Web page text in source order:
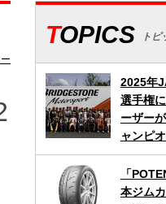
TOPICS トピ
2025年
選手権
ーザー
ャンピ
「
本ジム